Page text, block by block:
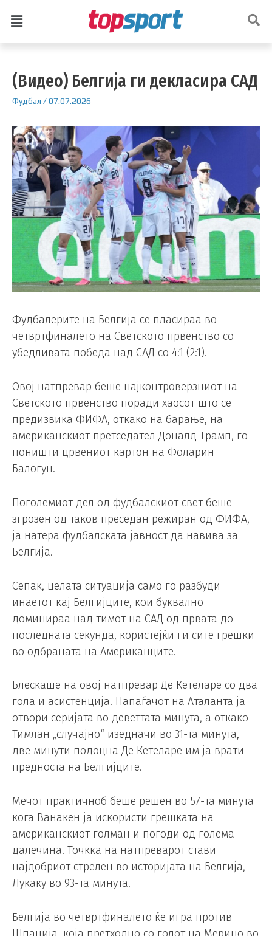
(Видео) Белгија ги декласира САД
Фудбал /07.07.2026
Фудбалерите на Белгија се пласираа во
четвртфиналето на Светското првенство со
убедливата победа над САД со 4:1 (2:1).
Овој натпревар беше најконтроверзниот на
Светското првенство поради хаосот што се
предизвика ФИФА, откако на барање, на
американскиот претседател Доналд Трамп, го
поништи црвениот картон на Фоларин
Балогун.
Поголемиот дел од фудбалскиот свет беше
згрозен од таков преседан режиран од ФИФА,
ја натера фудбалската јавност да навива за
Белгија.
Сепак, целата ситуација само го разбуди
инаетот кај Белгијците, кои буквално
доминираа над тимот на САД од првата до
последната секунда, користејќи ги сите грешки
во одбраната на Американците.
Блескаше на овој натпревар Де Кетеларе со два
гола и асистенција. Напаѓачот на Аталанта ја
отвори серијата во деветтата минута, а откако
Тимлан „случајно“ изедначи во 31-та минута,
две минути подоцна Де Кетеларе им ја врати
предноста на Белгијците.
Мечот практичноб беше решен во 57-та минута
кога Ванакен ја искористи грешката на
американскиот голман и погоди од голема
далечина. Точкка на натпреварот стави
најдобриот стрелец во историјата на Белгија,
Лукаку во 93-та минута.
Белгија во четвртфиналето ќе игра против